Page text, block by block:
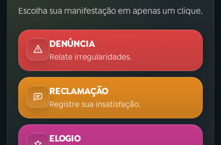
Escolha sua manifestação em apenas um clique.
DENÚNCIA
Relate irregularidades.
RECLAMAÇÃO
Registre sua insatisfação.
ELOGIO